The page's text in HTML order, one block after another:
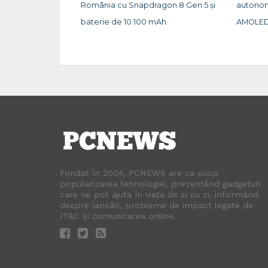
România cu Snapdragon 8 Gen 5 și
baterie de 10.100 mAh
Fondat în 2004, PCNEWS are ca scop
popularizarea tehnologiei, prezentând gadgeturi
care ne pot ajuta în viața de zi cu zi, informând
despre lansări, probleme de impact legate de
IT&C și comunicarea online.